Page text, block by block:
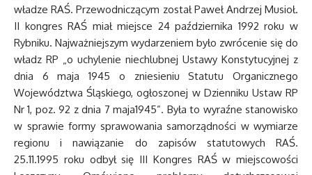
władze RAŚ. Przewodniczącym został Paweł Andrzej Musioł.
II kongres RAŚ miał miejsce 24 października 1992 roku w
Rybniku. Najważniejszym wydarzeniem było zwrócenie się do
władz RP „o uchylenie niechlubnej Ustawy Konstytucyjnej z
dnia 6 maja 1945 o zniesieniu Statutu Organicznego
Województwa Śląskiego, ogłoszonej w Dzienniku Ustaw RP
Nr 1, poz. 92 z dnia 7 maja1945”. Była to wyraźne stanowisko
w sprawie formy sprawowania samorządności w wymiarze
regionu i nawiązanie do zapisów statutowych RAŚ.
25.11.1995 roku odbył się III Kongres RAŚ w miejscowości